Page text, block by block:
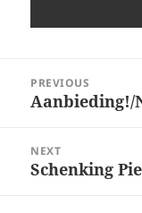
navigation
PREVIOUS
Previous
Aanbieding!/
NEXT
Next
Schenking